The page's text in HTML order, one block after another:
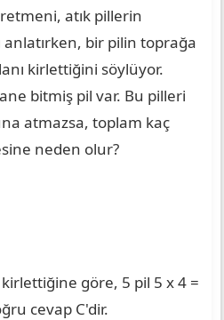
atık pillerin
anlatırken, bir pilin toprağa
kirlettiğini söylüyor.
bitmiş pil var. Bu pilleri
atmazsa, toplam kaç
neden olur?
göre, 5 pil 5 x 4 =
cevap C'dir.